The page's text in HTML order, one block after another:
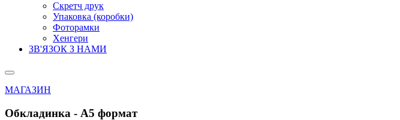
Скретч друк
Упаковка (коробки)
Фоторамки
Хенгери
ЗВ'ЯЗОК З НАМИ
МАГАЗИН
Обкладинка - А5 формат